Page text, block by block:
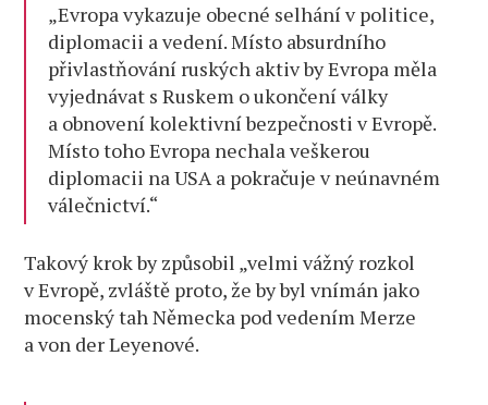
„Evropa vykazuje obecné selhání v politice,
diplomacii a vedení. Místo absurdního
přivlastňování ruských aktiv by Evropa měla
vyjednávat s Ruskem o ukončení války
a obnovení kolektivní bezpečnosti v Evropě.
Místo toho Evropa nechala veškerou
diplomacii na USA a pokračuje v neúnavném
válečnictví.“
Takový krok by způsobil „velmi vážný rozkol
v Evropě, zvláště proto, že by byl vnímán jako
mocenský tah Německa pod vedením Merze
a von der Leyenové.